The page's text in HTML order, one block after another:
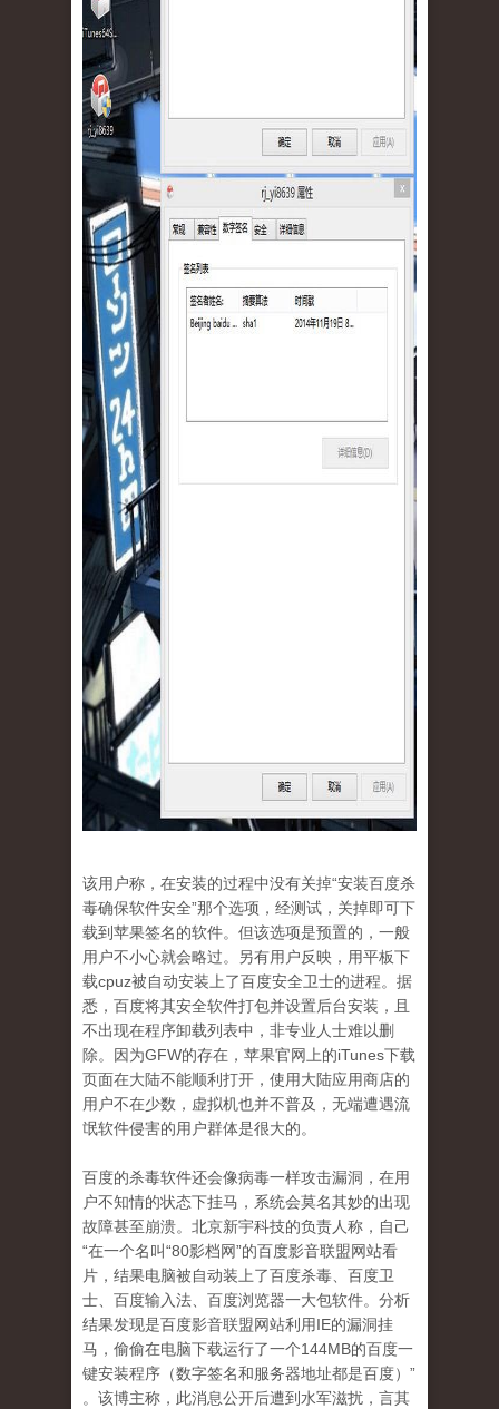
该用户称，在安装的过程中没有关掉“安装百度杀
毒确保软件安全”那个选项，经测试，关掉即可下
载到苹果签名的软件。但该选项是预置的，一般
用户不小心就会略过。另有用户反映，用平板下
载cpuz被自动安装上了百度安全卫士的进程。据
悉，百度将其安全软件打包并设置后台安装，且
不出现在程序卸载列表中，非专业人士难以删
除。因为GFW的存在，苹果官网上的iTunes下载
页面在大陆不能顺利打开，使用大陆应用商店的
用户不在少数，虚拟机也并不普及，无端遭遇流
氓软件侵害的用户群体是很大的。
百度的杀毒软件还会像病毒一样攻击漏洞，在用
户不知情的状态下挂马，系统会莫名其妙的出现
故障甚至崩溃。北京新宇科技的负责人称，自己
“在一个名叫“80影档网”的百度影音联盟网站看
片，结果电脑被自动装上了百度杀毒、百度卫
士、百度输入法、百度浏览器一大包软件。分析
结果发现是百度影音联盟网站利用IE的漏洞挂
马，偷偷在电脑下载运行了一个144MB的百度一
键安装程序（数字签名和服务器地址都是百度）”
。该博主称，此消息公开后遭到水军滋扰，言其